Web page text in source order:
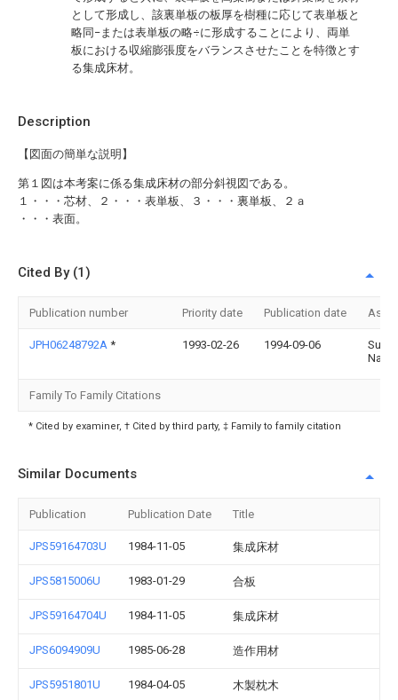
Description
【図面の簡単な説明】
第１図は本考案に係る集成床材の部分斜視図である。
１・・・芯材、２・・・表単板、３・・・裏単板、２ａ
・・・表面。
として形成し、該裏単板の板厚を樹種に応じて表単板と
略同−または表単板の略÷に形成することにより、両単
板における収縮膨張度をバランスさせたことを特徴とす
る集成床材。
Cited By (1)
Publication number Priority date Publication date
JPH06248792A * 1993-02-26 1994-09-06
Family To Family Citations
* Cited by examiner, † Cited by third party, ‡ Family to family citation
Similar Documents
Publication Publication Date Title
JPS59164703U 1984-11-05 集成床材
JPS5815006U 1983-01-29 合板
JPS59164704U 1984-11-05 集成床材
JPS6094909U 1985-06-28 造作用材
JPS5951801U 1984-04-05 木製枕木